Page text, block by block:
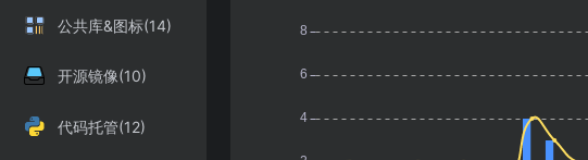
公共库&图标(14)
开源镜像(10)
代码托管(12)